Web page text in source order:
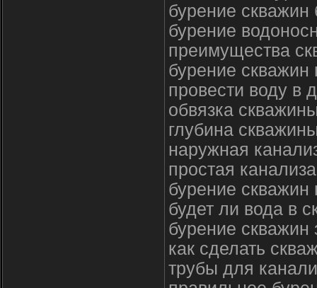
бурение скважин
бурение
преимущества
бурение скважин
провести воду в
обвязка
глубина
наружная
простая
бурение скважин
будет ли вода в
бурение скважин
как сделать
трубы для